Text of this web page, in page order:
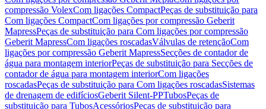
compressão VolexCom ligações CompactPeças de substituição para
Com ligações CompactCom ligações por compressão Geberit
MapressPeças de substituição para Com ligações por compressão
Geberit MapressCom ligações roscadasVálvulas de retençãoCom
ligações por compressão Geberit MapressSecções de contador de
água para montagem interiorPeças de substituição para Secções de
contador de água para montagem interiorCom ligações
roscadasPeças de substituição para Com ligações roscadasSistemas
de drenagem de edifíciosGeberit Silent-PPTubosPeças de
substituição para TubosAcessóriosPeças de substituição para